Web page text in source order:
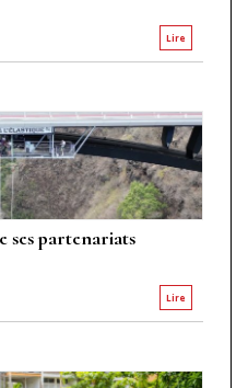
Lire
ses partenariats
Lire